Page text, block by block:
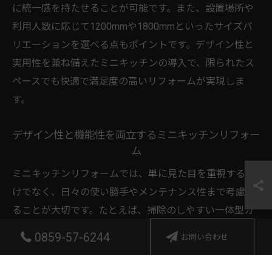
に統一感を持たせることが可能です。また、設置場所や
利用人数に応じて1200mmや1800mmといったサイズバ
リエーションを選べる点もポイントです。デザイン性と
実用性を兼ね備えたミニキッチンの導入で、限られたス
ペースでも快適で満足度の高いリフォームが実現しま
す。
デザイン性と機能性を両立するミニキッチンリフォー
ム
ミニキッチンリフォームでは、単に見た目を重視するだ
けでなく、日々の使い勝手やメンテナンス性まで考慮す
ることが大切です。たとえば、掃除のしやすい一体型カ
ウンターや、引き出し式収納を採用することで、限られ
0859-57-6244 お問い合わせ